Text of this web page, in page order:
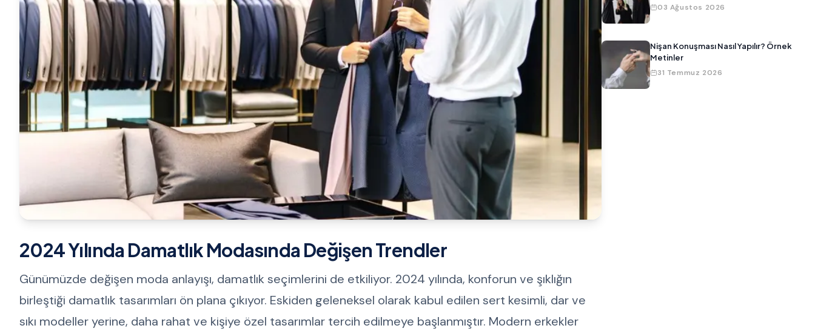
2024 Yılında Damatlık Modasında Değişen Trendler
Günümüzde değişen moda anlayışı, damatlık seçimlerini de etkiliyor. 2024 yılında, konforun ve şıklığın
birleştiği damatlık tasarımları ön plana çıkıyor. Eskiden geleneksel olarak kabul edilen sert kesimli, dar ve
sıkı modeller yerine, daha rahat ve kişiye özel tasarımlar tercih edilmeye başlanmıştır. Modern erkekler
03 Ağustos 2026
Nişan Konuşması Nasıl Yapılır? Örnek
Metinler
31 Temmuz 2026